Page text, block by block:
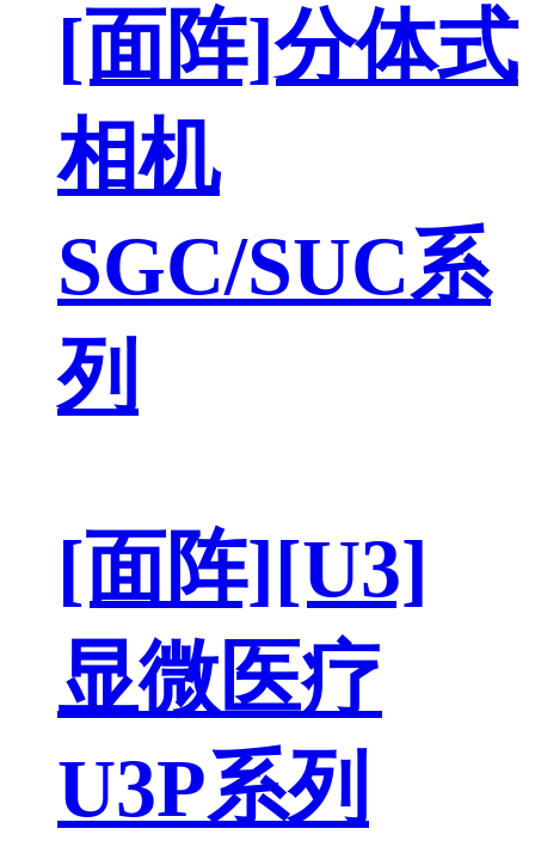
[面阵]分体式
相机
SGC/SUC系
列
[面阵][U3]
显微医疗
U3P系列